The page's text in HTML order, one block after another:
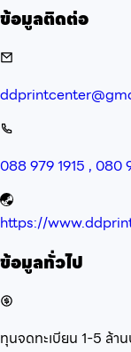
ข้อมูลติดต่อ
088 979 1915 , 080
https://
ข้อมูลทั่วไป
ทุนจดทะเบียน 1-5 ล้า